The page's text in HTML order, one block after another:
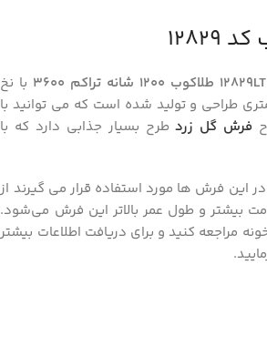
با نخ
سایز 12، 9 و 6 متری طراحی و تولید شده است که می توانید با
فرش گل زردطرح‌‌ بسیار جذابی دارد که با
فرش‌ ها مورد استفاده قرار می گیرند از
تراکم بالای فرش 1200 شانه باعث مقاومت بیشتر و طول عمر بالاتر این فرش می‌شود.
مراجعه کنید و برای دریافت اطلاعات بیشتر